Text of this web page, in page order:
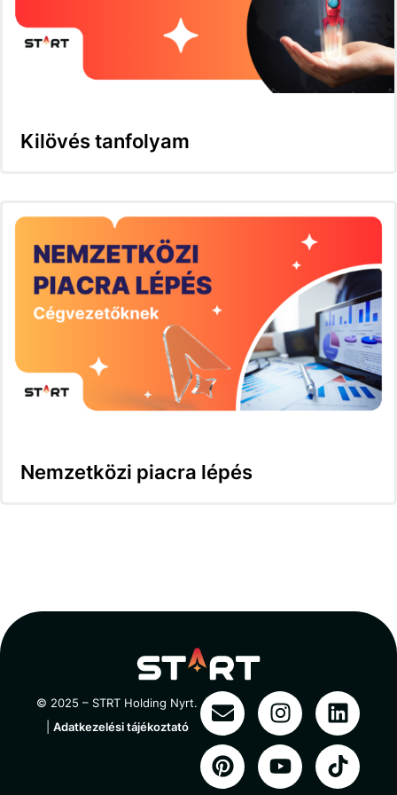
Kilövés tanfolyam
Nemzetközi piacra lépés
© 2025 – STRT Holding Nyrt.
Adatkezelési tájékoztató